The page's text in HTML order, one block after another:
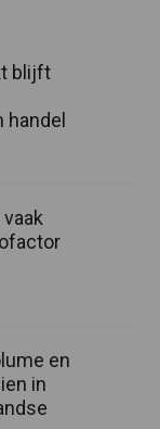
blijft
en
in